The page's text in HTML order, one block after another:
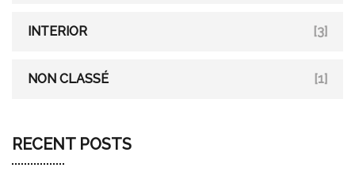
INTERIOR [3]
NON CLASSÉ [1]
RECENT POSTS